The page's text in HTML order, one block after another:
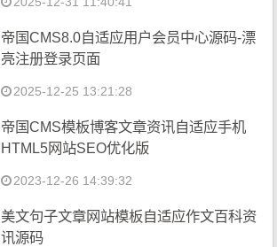
帝国CMS8.0自适应用户会员中心源码-漂
亮注册登录页面
2025-12-25 13:21:28
帝国CMS模板博客文章资讯自适应手机
HTML5网站SEO优化版
2023-12-26 14:39:32
美文句子文章网站模板自适应作文百科资
讯源码